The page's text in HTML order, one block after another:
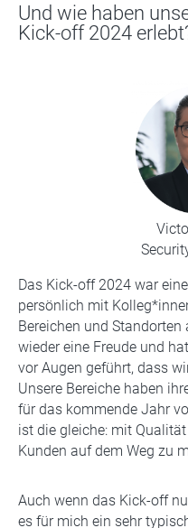
Und wie haben
Kick-off 2024
Das Kick-off 2024 war
persönlich mit
Bereichen und
wieder eine Freude und
vor Augen geführt, dass
Unsere Bereiche haben
für das kommende Jahr
ist die gleiche: mit
Kunden auf dem Weg zu
Auch wenn das Kick-off
es für mich ein sehr